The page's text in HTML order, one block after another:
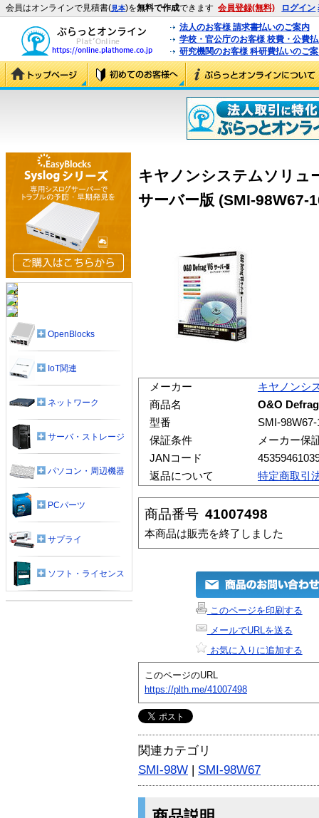
会員はオンラインで見積書(見本)を無料で作成できます 会員登録(無料) ログイン
法人のお客様 請求書払いのご案内
学校・官公庁のお客様 校費・公費
研究機関のお客様 科研費払いのご
キヤノンシステムソリュ
サーバー版 (SMI-98W67-
メーカー
キヤノンシ
商品名
O&O
型番
SMI-98W67-
保証条件
メーカー保
JANコード
返品について
特定商取引
商品番号 41007498
本商品は販売を終了しました
このページを印刷する
メールでURLを送る
お気に入りに追加する
このページのURL
https://plth.me/41007498
関連カテゴリ
SMI-98W | SMI-98W67
OpenBlocks
IoT関連
ネットワーク
サーバ・ストレージ
パソコン・周辺機器
PCパーツ
サプライ
ソフト・ライセンス